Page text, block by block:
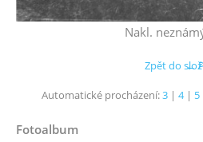
Nakl.
←
Zpět do
Automatické procházení:3 | 4| 5
Fotoalbum